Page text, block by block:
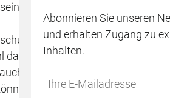
die
Abonnieren Sie unseren
und erhalten Zugang zu
Inhalten.
Do
*Ihre